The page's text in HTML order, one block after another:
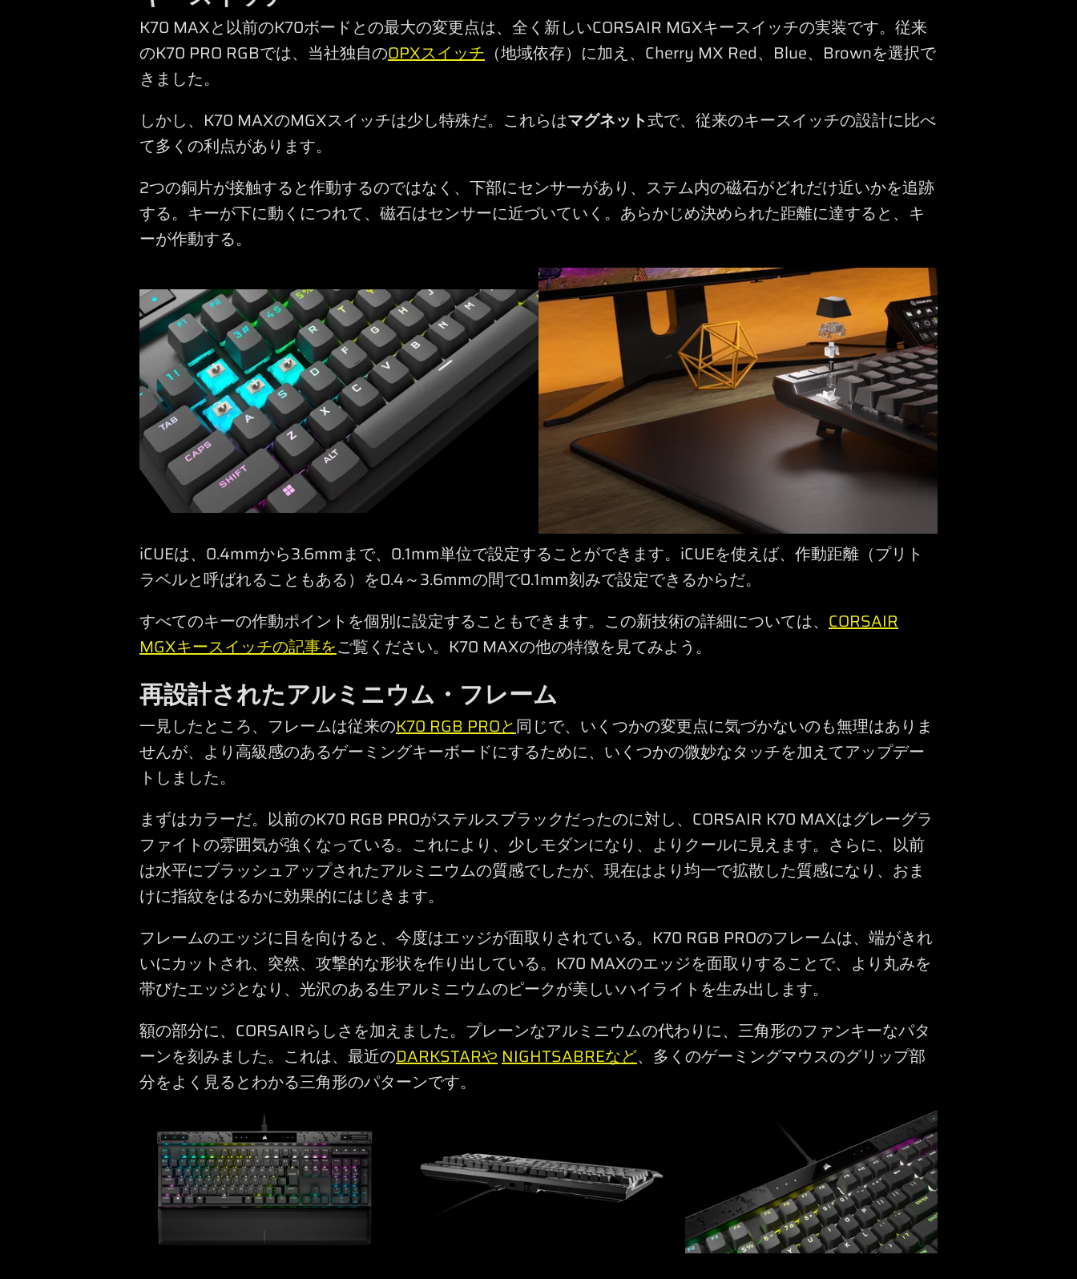
K70 MAXと以前のK70ボードとの最大の変更点は、全く新しいCORSAIR MGXキースイッチの実装です。従来
のK70 PRO RGBでは、当社独自のOPXスイッチ （地域依存）に加え、Cherry MX Red、Blue、Brownを選択で
きました。
しかし、K70 MAXのMGXスイッチは少し特殊だ。これらはマグネット式で、従来のキースイッチの設計に比べ
て多くの利点があります。
2つの銅片が接触すると作動するのではなく、下部にセンサーがあり、ステム内の磁石がどれだけ近いかを追跡
する。キーが下に動くにつれて、磁石はセンサーに近づいていく。あらかじめ決められた距離に達すると、キ
ーが作動する。
iCUEは、0.4mmから3.6mmまで、0.1mm単位で設定することができます。iCUEを使えば、作動距離（プリト
ラベルと呼ばれることもある）を0.4～3.6mmの間で0.1mm刻みで設定できるからだ。
すべてのキーの作動ポイントを個別に設定することもできます。この新技術の詳細については、 CORSAIR
MGXキースイッチの記事をご覧ください。K70 MAXの他の特徴を見てみよう。
再設計されたアルミニウム・フレーム
一見したところ、フレームは従来のK70 RGB PROと同じで、いくつかの変更点に気づかないのも無理はありま
せんが、より高級感のあるゲーミングキーボードにするために、いくつかの微妙なタッチを加えてアップデー
トしました。
まずはカラーだ。以前のK70 RGB PROがステルスブラックだったのに対し、CORSAIR K70 MAXはグレーグラ
ファイトの雰囲気が強くなっている。これにより、少しモダンになり、よりクールに見えます。さらに、以前
は水平にブラッシュアップされたアルミニウムの質感でしたが、現在はより均一で拡散した質感になり、おま
けに指紋をはるかに効果的にはじきます。
フレームのエッジに目を向けると、今度はエッジが面取りされている。K70 RGB PROのフレームは、端がきれ
いにカットされ、突然、攻撃的な形状を作り出している。K70 MAXのエッジを面取りすることで、より丸みを
帯びたエッジとなり、光沢のある生アルミニウムのピークが美しいハイライトを生み出します。
額の部分に、CORSAIRらしさを加えました。プレーンなアルミニウムの代わりに、三角形のファンキーなパタ
ーンを刻みました。これは、最近のDARKSTARやNIGHTSABREなど、多くのゲーミングマウスのグリップ部
分をよく見るとわかる三角形のパターンです。